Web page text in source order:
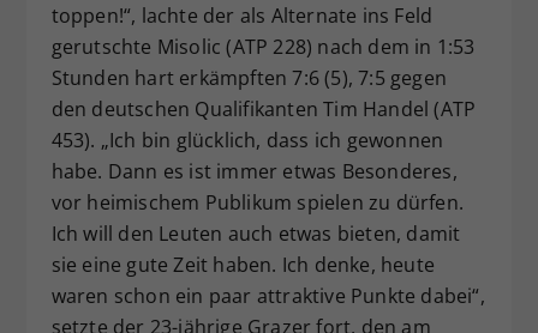
toppen!“, lachte der als Alternate ins Feld
gerutschte Misolic (ATP 228) nach dem in 1:53
Stunden hart erkämpften 7:6 (5), 7:5 gegen
den deutschen Qualifikanten Tim Handel (ATP
453). „Ich bin glücklich, dass ich gewonnen
habe. Dann es ist immer etwas Besonderes,
vor heimischem Publikum spielen zu dürfen.
Ich will den Leuten auch etwas bieten, damit
sie eine gute Zeit haben. Ich denke, heute
waren schon ein paar attraktive Punkte dabei“,
setzte der 23-jährige Grazer fort, den am